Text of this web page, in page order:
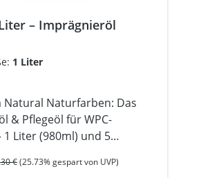
1 Liter und 5 Liter
– Imprägnieröl
1 Liter
Natural Naturfarben: Das
& Pflegeöl für WPC-
1 Liter (980ml) und 5
Öl von Natural ist ein
von WPC-
Preis:
€(25.73% gespart von UVP)